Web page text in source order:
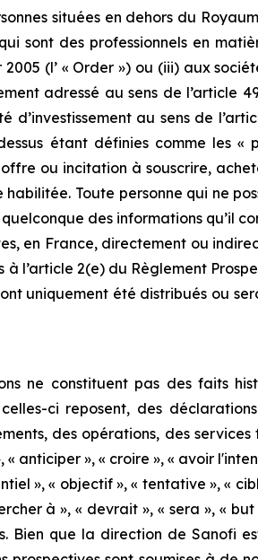
situées en dehors du
sont des professionnels en
(l’ « Order ») ou (iii) aux
adressé au sens de l’article
au sens de
étant définies comme les «
ou incitation à souscrire,
habilitée. Toute personne qui ne
des informations qu’il
en France, directement ou
l’article 2(e) du Règlement
uniquement été distribués ou
ne constituent pas des faits
ci reposent, des
des opérations, des
», « croire », « avoir
», « objectif », « tentative », «
à », « devrait », « sera », «
Bien que la direction de Sanofi